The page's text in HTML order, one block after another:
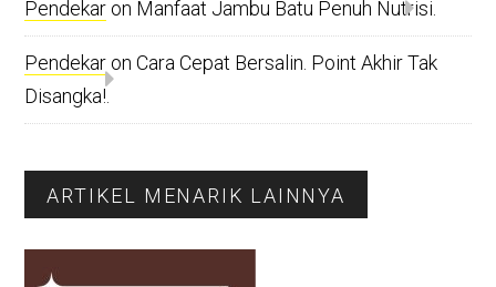
Pendekar on Manfaat Jambu Batu Penuh Nutrisi.
Pendekar onCara Cepat Bersalin. Point Akhir Tak
Disangka!.
ARTIKEL MENARIK LAINNYA